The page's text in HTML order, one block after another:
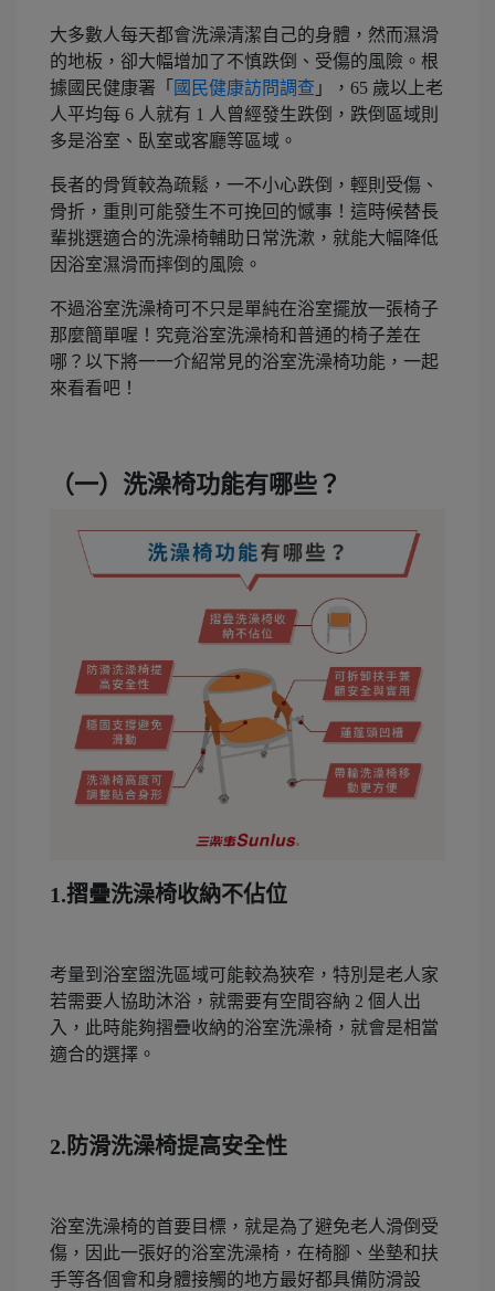
大多數人每天都會洗澡清潔自己的身體，然而濕滑
的地板，卻大幅增加了不慎跌倒、受傷的風險。根
據國民健康署「 國民健康訪問調查 」，65 歲以上老
人平均每 6 人就有 1 人曾經發生跌倒，跌倒區域則
多是浴室、臥室或客廳等區域。
長者的骨質較為疏鬆，一不小心跌倒，輕則受傷、
骨折，重則可能發生不可挽回的憾事！這時候替長
輩挑選適合的洗澡椅輔助日常洗漱，就能大幅降低
因浴室濕滑而摔倒的風險。
不過浴室洗澡椅可不只是單純在浴室擺放一張椅子
那麼簡單喔！究竟浴室洗澡椅和普通的椅子差在
哪？以下將一一介紹常見的浴室洗澡椅功能，一起
來看看吧！
（一）洗澡椅功能有哪些？
1.摺疊洗澡椅收納不佔位
考量到浴室盥洗區域可能較為狹窄，特別是老人家
若需要人協助沐浴，就需要有空間容納 2 個人出
入，此時能夠摺疊收納的浴室洗澡椅，就會是相當
適合的選擇。
2.防滑洗澡椅提高安全性
浴室洗澡椅的首要目標，就是為了避免老人滑倒受
傷，因此一張好的浴室洗澡椅，在椅腳、坐墊和扶
手等各個會和身體接觸的地方最好都具備防滑設